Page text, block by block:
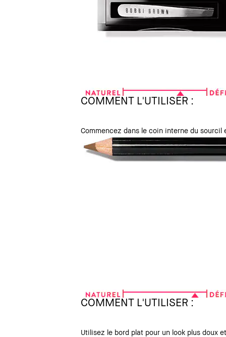
COMMENT L'UTILISER :
Commencez dans le coin interne du
COMMENT L'UTILISER :
Utilisez le bord plat pour un look plus doux